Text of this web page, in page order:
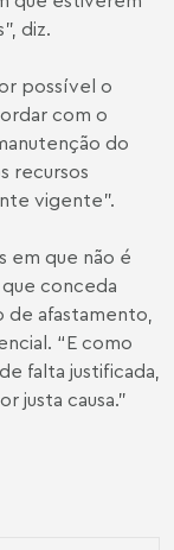
diz.
possível o
com o
do
recursos
vigente”.
em que não é
conceda
de afastamento,
“E como
falta justificada,
justa causa.”